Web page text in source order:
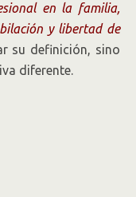
en la familia,
y libertad de
su definición, sino
diferente.